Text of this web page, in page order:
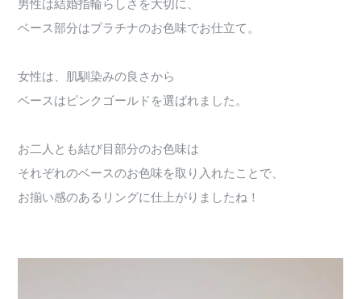
男性は結婚指輪らしさを大切に、
ベース部分はプラチナのお色味でお仕立て。
女性は、肌馴染みの良さから
ベースはピンクゴールドを選ばれました。
お二人とも結び目部分のお色味は
それぞれのベースのお色味を取り入れたことで、
お揃い感のあるリングに仕上がりましたね！